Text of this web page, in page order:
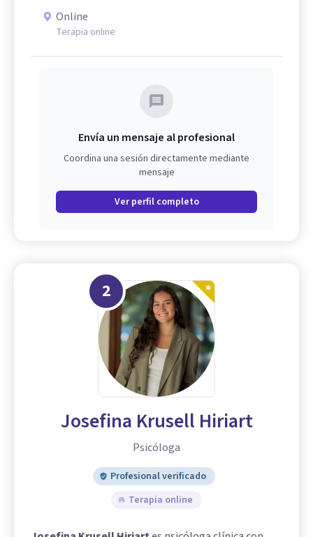
Online
Terapia online
Envía un mensaje al profesional
Coordina una sesión directamente mediante
mensaje
Ver perfil completo
2
Josefina Krusell Hiriart
Psicóloga
Profesional verificado
Terapia online